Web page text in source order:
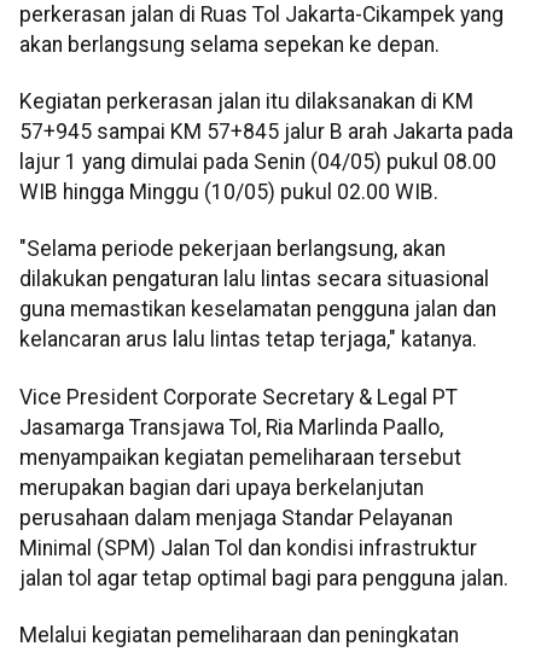
perkerasan jalan di Ruas Tol Jakarta-Cikampek yang
akan berlangsung selama sepekan ke depan.
Kegiatan perkerasan jalan itu dilaksanakan di KM
57+945 sampai KM 57+845 jalur B arah Jakarta pada
lajur 1 yang dimulai pada Senin (04/05) pukul 08.00
WIB hingga Minggu (10/05) pukul 02.00 WIB.
"Selama periode pekerjaan berlangsung, akan
dilakukan pengaturan lalu lintas secara situasional
guna memastikan keselamatan pengguna jalan dan
kelancaran arus lalu lintas tetap terjaga," katanya.
Vice President Corporate Secretary & Legal PT
Jasamarga Transjawa Tol, Ria Marlinda Paallo,
menyampaikan kegiatan pemeliharaan tersebut
merupakan bagian dari upaya berkelanjutan
perusahaan dalam menjaga Standar Pelayanan
Minimal (SPM) Jalan Tol dan kondisi infrastruktur
jalan tol agar tetap optimal bagi para pengguna jalan.
Melalui kegiatan pemeliharaan dan peningkatan